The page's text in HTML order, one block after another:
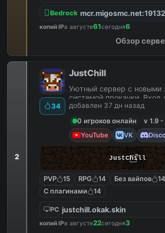
Bedrock mcr.migosmc.net:19132
копий IPв августе61сегодня6
Обзор
2
34
JustChill
Уютный сервер с новыми
системой прокачки. Вход
1.9 до 26.2
добавлен 37 дн назад
0 игроков онлайн
v 1.9 -
YouTube
VK
JustChill
PVP 15 RPG 14 Без вайпов
14
С плагинами
14
PC justchill.okak.skin
копий IPв августе22сегодня3